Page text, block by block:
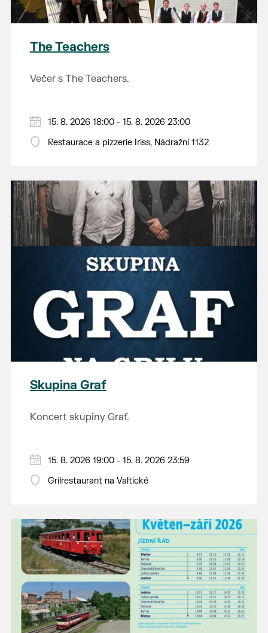
The Teachers
Večer s The Teachers.
15. 8. 2026 18:00 - 15. 8. 2026 23:00
Restaurace a pizzerie Iriss, Nádražní 1132
Skupina Graf
Koncert skupiny Graf.
15. 8. 2026 19:00 - 15. 8. 2026 23:59
Grilrestaurant na Valtické